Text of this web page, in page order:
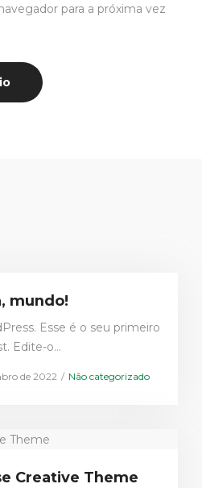
para a próxima vez
mundo!
Esse é o seu primeiro
Edite-o…
de 2022
Posted
Não categorizado
Creative Theme